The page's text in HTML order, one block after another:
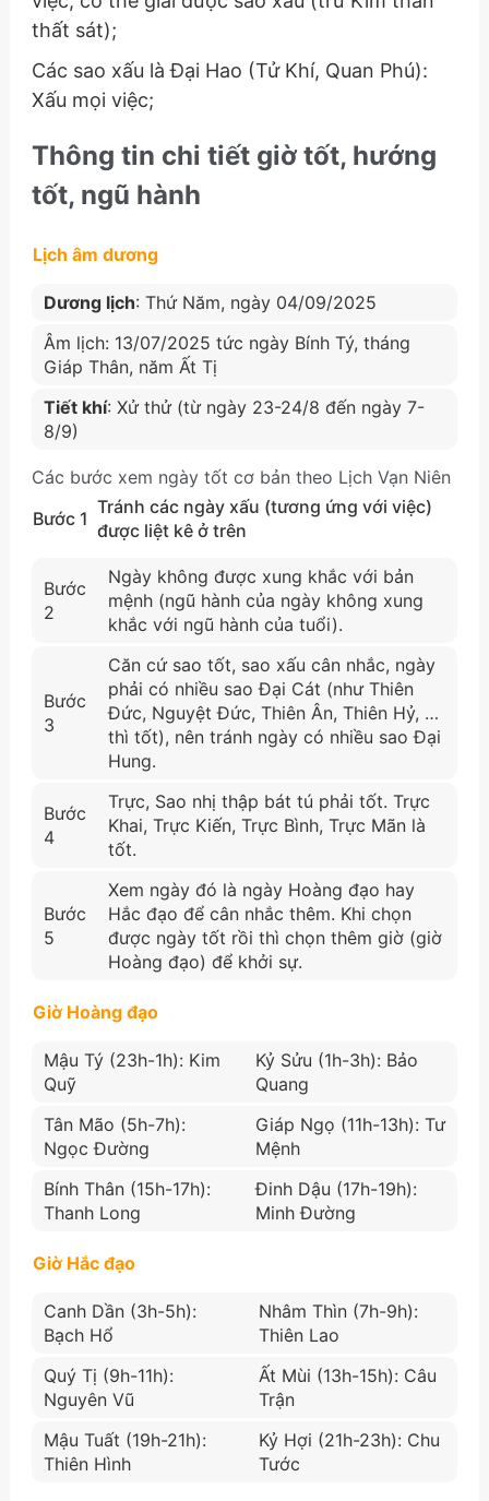
thất sát);
Các sao xấu là Đại Hao (Tử Khí, Quan Phú):
Xấu mọi việc;
Thông tin chi tiết giờ tốt, hướng
tốt, ngũ hành
Lịch âm dương
Dương lịch: Thứ Năm, ngày 04/09/2025
Âm lịch: 13/07/2025 tức ngày Bính Tý, tháng
Giáp Thân, năm Ất Tị
Tiết khí: Xử thử (từ ngày 23-24/8 đến ngày 7-
8/9)
Các bước xem ngày tốt cơ bản theo Lịch Vạn Niên
Bước 1
Tránh các ngày xấu (tương ứng với việc)
được liệt kê ở trên
Bước
2
Ngày không được xung khắc với bản
mệnh (ngũ hành của ngày không xung
khắc với ngũ hành của tuổi).
Bước
3
Căn cứ sao tốt, sao xấu cân nhắc, ngày
phải có nhiều sao Đại Cát (như Thiên
Đức, Nguyệt Đức, Thiên Ân, Thiên Hỷ, …
thì tốt), nên tránh ngày có nhiều sao Đại
Hung.
Bước
4
Trực, Sao nhị thập bát tú phải tốt. Trực
Khai, Trực Kiến, Trực Bình, Trực Mãn là
tốt.
Bước
5
Xem ngày đó là ngày Hoàng đạo hay
Hắc đạo để cân nhắc thêm. Khi chọn
được ngày tốt rồi thì chọn thêm giờ (giờ
Hoàng đạo) để khởi sự.
Giờ Hoàng đạo
Mậu Tý (23h-1h): Kim
Quỹ
Kỷ Sửu (1h-3h): Bảo
Quang
Tân Mão (5h-7h):
Ngọc Đường
Giáp Ngọ (11h-13h): Tư
Mệnh
Bính Thân (15h-17h):
Thanh Long
Đinh Dậu (17h-19h):
Minh Đường
Giờ Hắc đạo
Canh Dần (3h-5h):
Bạch Hổ
Nhâm Thìn (7h-9h):
Thiên Lao
Quý Tị (9h-11h):
Nguyên Vũ
Ất Mùi (13h-15h): Câu
Trận
Mậu Tuất (19h-21h):
Thiên Hình
Kỷ Hợi (21h-23h): Chu
Tước